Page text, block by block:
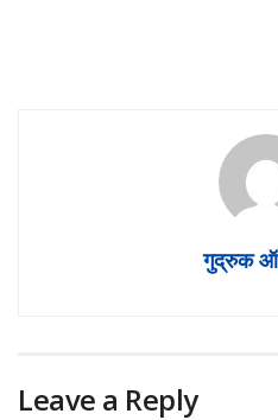
गुद्रुक
Leave a Reply